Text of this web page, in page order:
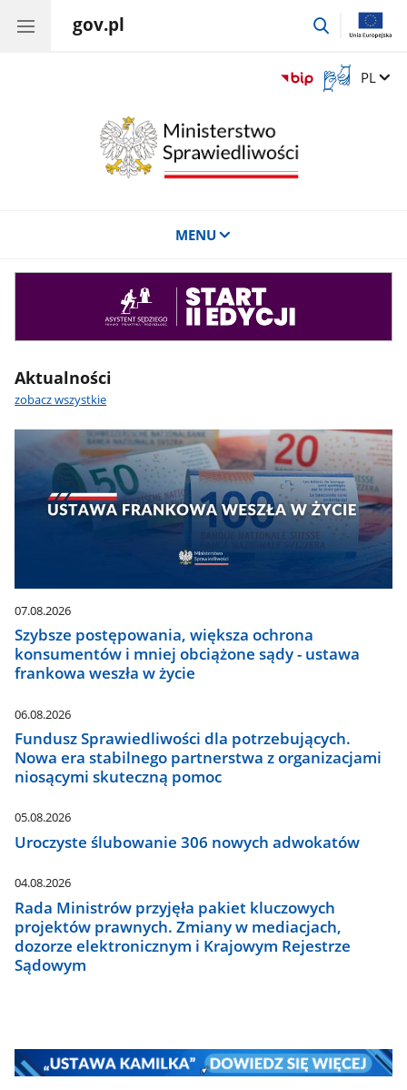
gov.pl
przejdź
Otwórz
okno
Zmień
PL
MENU
Aktualności
zobacz wszystkie
07.08.2026
Szybsze postępowania, większa ochrona
konsumentów i mniej obciążone sądy - ustawa
frankowa weszła w życie
06.08.2026
Fundusz Sprawiedliwości dla potrzebujących.
Nowa era stabilnego partnerstwa z organizacjami
niosącymi skuteczną pomoc
05.08.2026
Uroczyste ślubowanie 306 nowych adwokatów
04.08.2026
Rada Ministrów przyjęła pakiet kluczowych
projektów prawnych. Zmiany w mediacjach,
dozorze elektronicznym i Krajowym Rejestrze
Sądowym